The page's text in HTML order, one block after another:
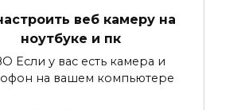
веб камеру на
ноутбуке и пк
Если у вас есть камера и
на вашем компьютере